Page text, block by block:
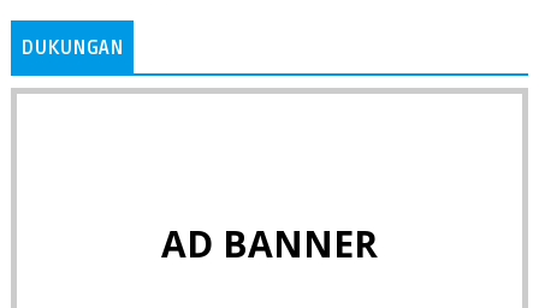
DUKUNGAN
AD BANNER